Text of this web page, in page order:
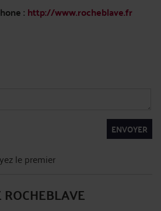
: http://www.rocheblave.fr
ENVOYER
le premier